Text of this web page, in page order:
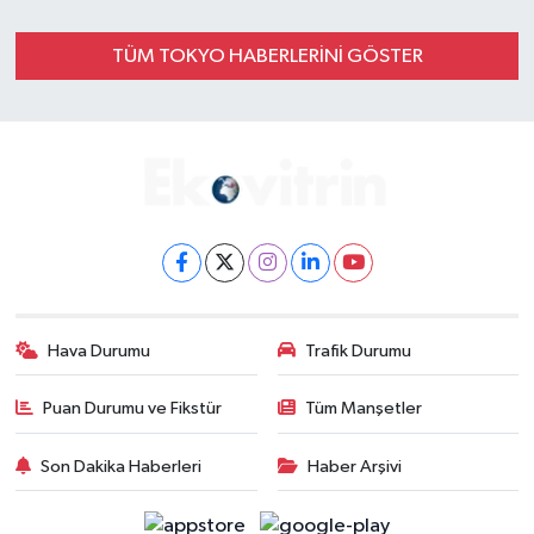
TÜM TOKYO HABERLERINI GÖSTER
Hava Durumu Trafik Durumu
Puan Durumu ve Fikstür Tüm Manşetler
Son Dakika Haberleri Haber Arşivi
Gayrimenkul